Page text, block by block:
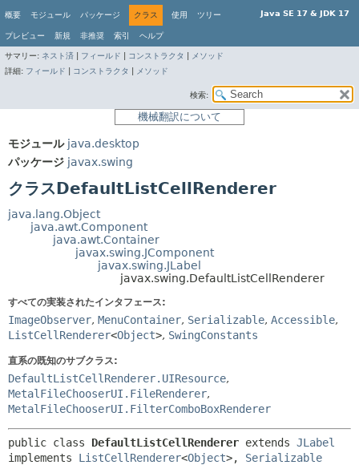
Java SE 17 & JDK 17
概要 モジュール パッケージ クラス 使用 ツリー
プレビュー 新規 非推奨 索引 ヘルプ
サマリー: ネスト済 フィールド コンストラクタ
メソッド
詳細: フィールド コンストラクタ メソッド
検索:
機械翻訳について
モジュール java.desktop
パッケージ javax.swing
クラスDefaultListCellRenderer
java.lang.Object
java.awt.Component
java.awt.Container
javax.swing.JComponent
javax.swing.JLabel
javax.swing.DefaultListCellRenderer
すべての実装されたインタフェース:
ImageObserver, MenuContainer, Serializable, Accessible,
ListCellRenderer<Object>, SwingConstants
直系の既知のサブクラス:
DefaultListCellRenderer.UIResource,
MetalFileChooserUI.FileRenderer,
MetalFileChooserUI.FilterComboBoxRenderer
public class DefaultListCellRenderer extends JLabel
implements ListCellRenderer<Object>, Serializable